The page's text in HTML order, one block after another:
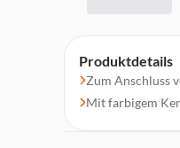
Produktdetails
Zum Anschluss
Mit farbigem